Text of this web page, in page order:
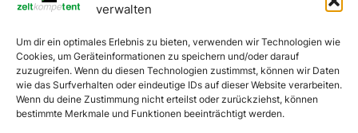
verwalten
Um dir ein optimales Erlebnis zu bieten, verwenden wir Technologien wie
Cookies, um Geräteinformationen zu speichern und/oder darauf
zuzugreifen. Wenn du diesen Technologien zustimmst, können wir Daten
wie das Surfverhalten oder eindeutige IDs auf dieser Website verarbeiten.
Wenn du deine Zustimmung nicht erteilst oder zurückziehst, können
bestimmte Merkmale und Funktionen beeinträchtigt werden.
Zeltkompetent
Ludwig Ortmeier GmbH
Planen- und Zeltefabrik